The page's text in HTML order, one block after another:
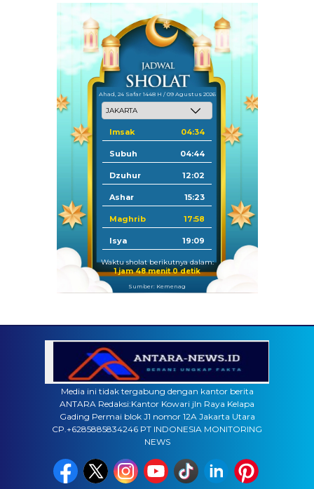
Ahad, 24 Safar 1448 H / 09 Agustus 2026
Imsak 04:34
Subuh 04:44
Dzuhur 12:02
Ashar 15:23
Maghrib 17:58
Isya 19:09
Waktu sholat berikutnya dalam:
1 jam 47 menit 59 detik
Sumber: Kemenag
Media ini tidak tergabung dengan kantor berita
ANTARA Redaksi:Kantor Kowari jln Raya Kelapa
Gading Permai blok J1 nomor 12A Jakarta Utara
CP.+6285885834246 PT INDONESIA MONITORING
NEWS